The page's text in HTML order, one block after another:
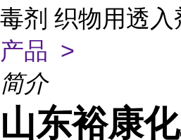
毒剂 织物用透入
产品 >
简介
山东裕康